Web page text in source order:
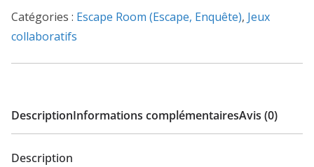
-
Un
mortel
Catégories : Escape Room (Escape, Enquête), Jeux
collaboratifs
DescriptionInformations complémentairesAvis (0)
Description